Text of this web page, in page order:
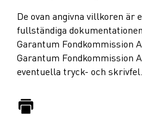
De ovan angivna villkoren är
fullständiga
Garantum Fondkommission
Garantum Fondkommission
eventuella tryck- och skrivfel.